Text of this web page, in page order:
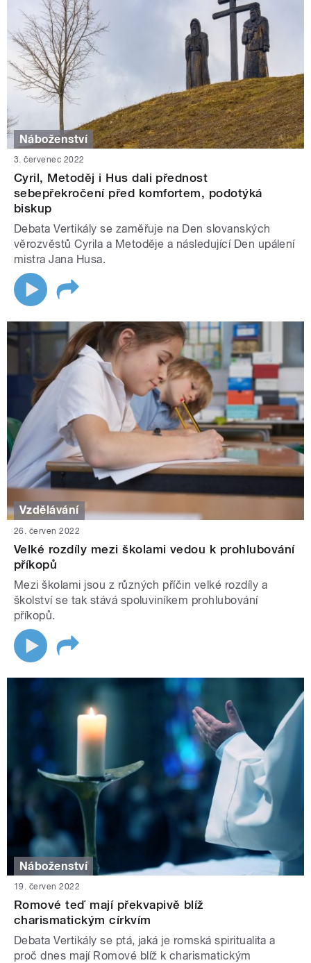
Náboženství
3. červenec 2022
Cyril, Metoděj i Hus dali přednost
sebepřekročení před komfortem, podotýká
biskup
Debata Vertikály se zaměřuje na Den slovanských
věrozvěstů Cyrila a Metoděje a následující Den upálení
mistra Jana Husa.
Vzdělávání
26. červen 2022
Velké rozdíly mezi školami vedou k prohlubování
příkopů
Mezi školami jsou z různých příčin velké rozdíly a
školství se tak stává spoluviníkem prohlubování
příkopů.
Náboženství
19. červen 2022
Romové teď mají překvapivě blíž
charismatickým církvím
Debata Vertikály se ptá, jaká je romská spiritualita a
proč dnes mají Romové blíž k charismatickým